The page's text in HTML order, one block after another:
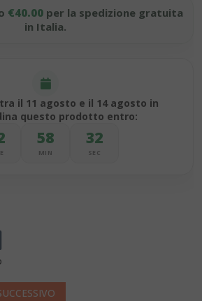
€40.00per la spedizione gratuita
in Italia.
il 11 agosto e il 14 agosto in
questo prodotto entro:
58
MIN
31
SEC